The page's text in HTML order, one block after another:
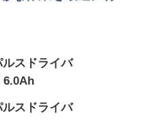
スドライバ
6.0Ah
スドライバ